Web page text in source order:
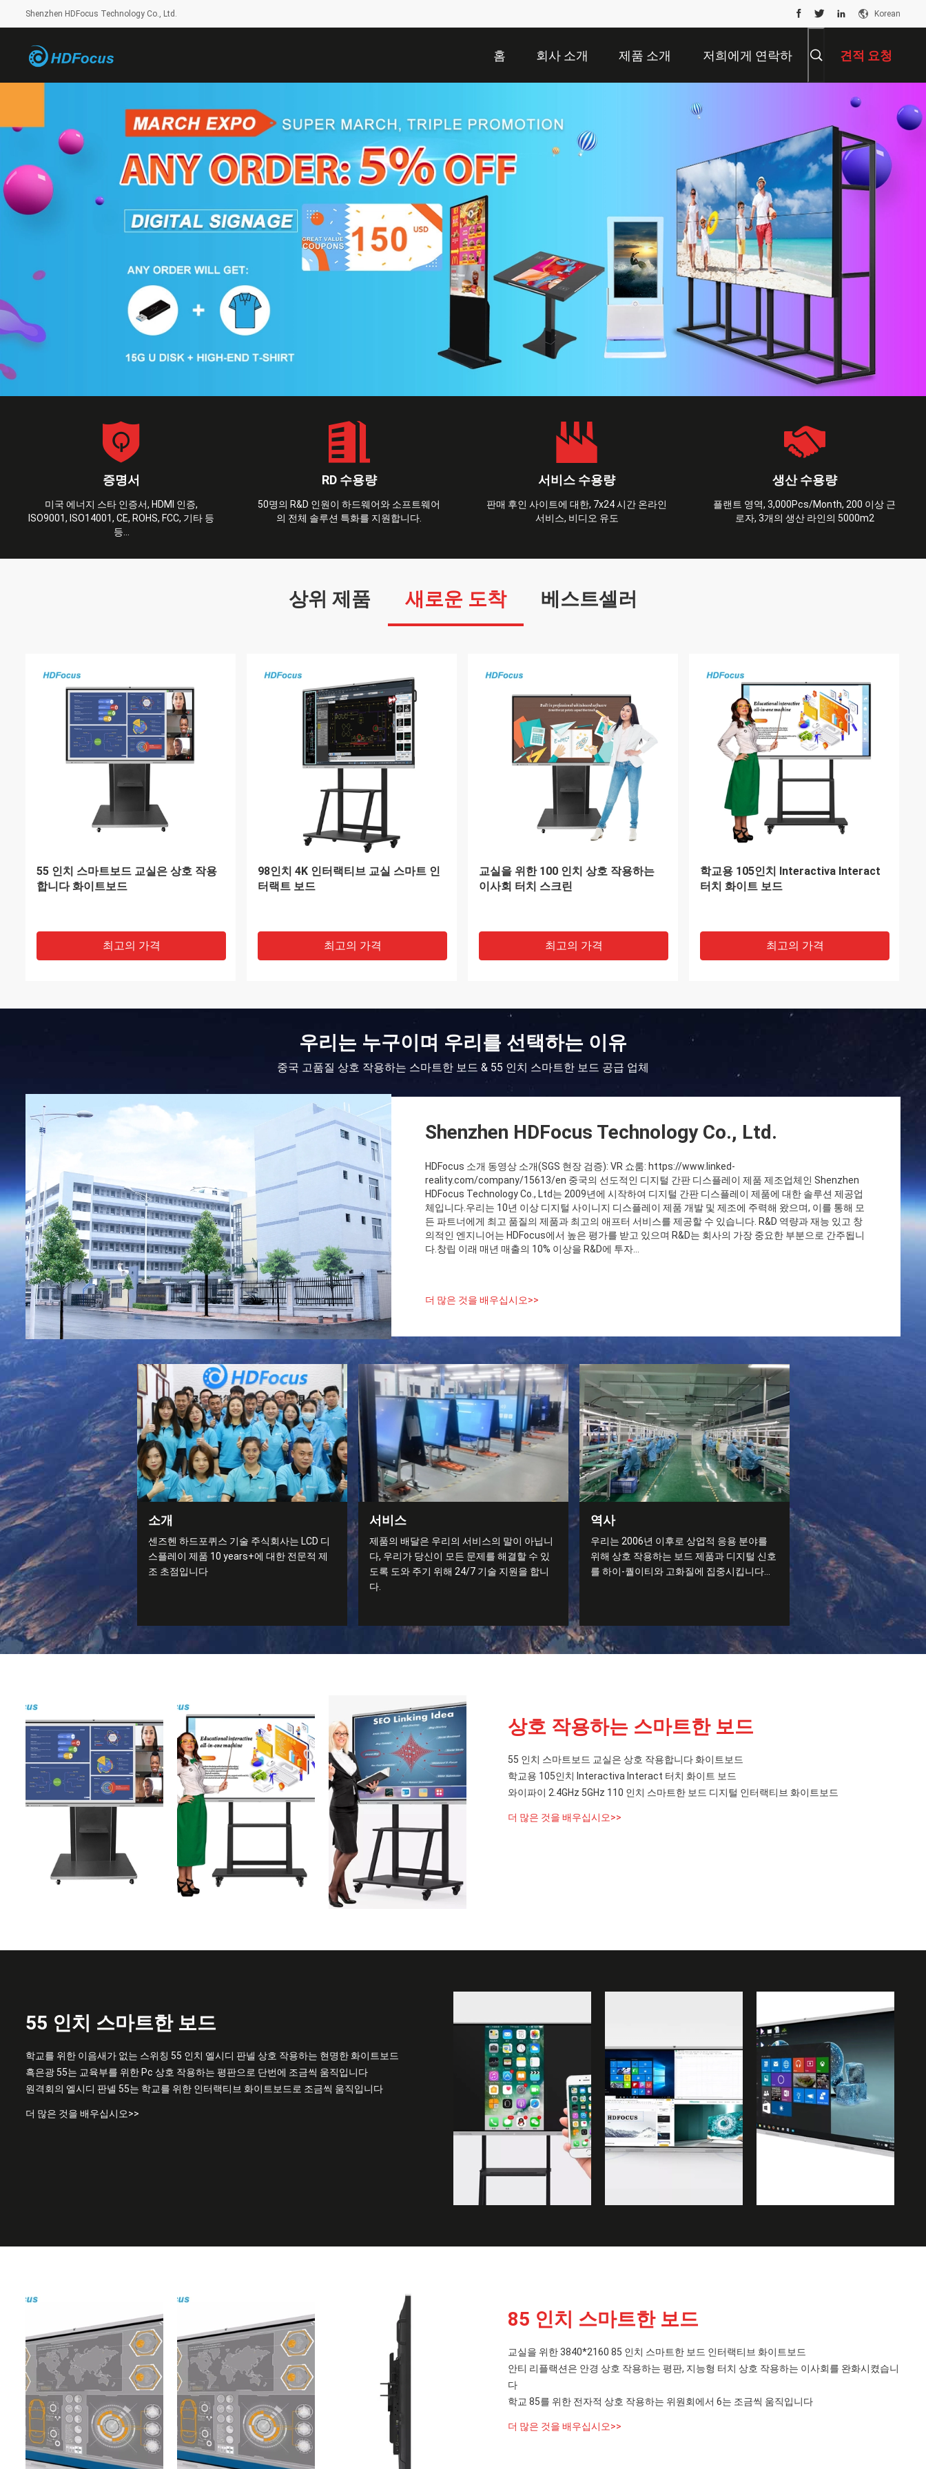
Shenzhen HDFocus Technology Co., Ltd. Korean
홈 회사 소개 제품 소개 저희에게 연락하 견적 요청
증명서
미국 에너지 스타 인증서, HDMI 인증,
ISO9001, ISO14001, CE, ROHS, FCC, 기타 등
등...
RD 수용량
50명의 R&D 인원이 하드웨어와 소프트웨어
의 전체 솔루션 특화를 지원합니다.
서비스 수용량
판매 후인 사이트에 대한, 7x24 시간 온라인
서비스, 비디오 유도
생산 수용량
플랜트 영역, 3,000Pcs/Month, 200 이상 근
로자, 3개의 생산 라인의 5000m2
상위 제품 새로운 도착 베스트셀러
상호 작용한 Android8.0 11 멀티미디
어는 듀얼 시스템에 단번에 탑승합니다
최고의 가격
학교를 위한 135W 105 이하 인치 터치
스크린 상호 작용하는 평판
최고의 가격
105 인치 상호 작용하는 스마트한 보드
상호 작용하는 통증 평판
최고의 가격
CE ROHS FCC HDMI 상호작용 화면 디
스플레이 전자적 평판
최고의 가격
우리는 누구이며 우리를 선택하는 이유
중국 고품질 상호 작용하는 스마트한 보드 & 55 인치 스마트한 보드 공급 업체
Shenzhen HDFocus Technology Co., Ltd.
HDFocus 소개 동영상 소개(SGS 현장 검증): VR 쇼룸: https://www.linked-
reality.com/company/15613/en 중국의 선도적인 디지털 간판 디스플레이 제품 제조업체인 Shenzhen
HDFocus Technology Co., Ltd는 2009년에 시작하여 디지털 간판 디스플레이 제품에 대한 솔루션 제공업
체입니다.우리는 10년 이상 디지털 사이니지 디스플레이 제품 개발 및 제조에 주력해 왔으며, 이를 통해 모
든 파트너에게 최고 품질의 제품과 최고의 애프터 서비스를 제공할 수 있습니다. R&D 역량과 재능 있고 창
의적인 엔지니어는 HDFocus에서 높은 평가를 받고 있으며 R&D는 회사의 가장 중요한 부분으로 간주됩니
다.창립 이래 매년 매출의 10% 이상을 R&D에 투자...
더 많은 것을 배우십시오>>
소개
센즈헨 하드포퀴스 기술 주식회사는 LCD 디
스플레이 제품 10 years+에 대한 전문적 제
조 초점입니다
서비스
제품의 배달은 우리의 서비스의 말이 아닙니
다, 우리가 당신이 모든 문제를 해결할 수 있
도록 도와 주기 위해 24/7 기술 지원을 합니
다.
역사
우리는 2006년 이후로 상업적 응용 분야를
위해 상호 작용하는 보드 제품과 디지털 신호
를 하이-퀄이티와 고화질에 집중시킵니다...
상호 작용하는 스마트한 보드
55 인치 스마트보드 교실은 상호 작용합니다 화이트보드
학교용 105인치 Interactiva Interact 터치 화이트 보드
와이파이 2.4GHz 5GHz 110 인치 스마트한 보드 디지털 인터랙티브 화이트보드
더 많은 것을 배우십시오>>
55 인치 스마트한 보드
학교를 위한 이음새가 없는 스위칭 55 인치 엘시디 판넬 상호 작용하는 현명한 화이트보드
흑은광 55는 교육부를 위한 Pc 상호 작용하는 평판으로 단번에 조금씩 움직입니다
원격회의 엘시디 판넬 55는 학교를 위한 인터랙티브 화이트보드로 조금씩 움직입니다
더 많은 것을 배우십시오>>
85 인치 스마트한 보드
교실을 위한 3840*2160 85 인치 스마트한 보드 인터랙티브 화이트보드
안티 리플랙션은 안경 상호 작용하는 평판, 지능형 터치 상호 작용하는 이사회를 완화시켰습니
다
학교 85를 위한 전자적 상호 작용하는 위원회에서 6는 조금씩 움직입니다
더 많은 것을 배우십시오>>